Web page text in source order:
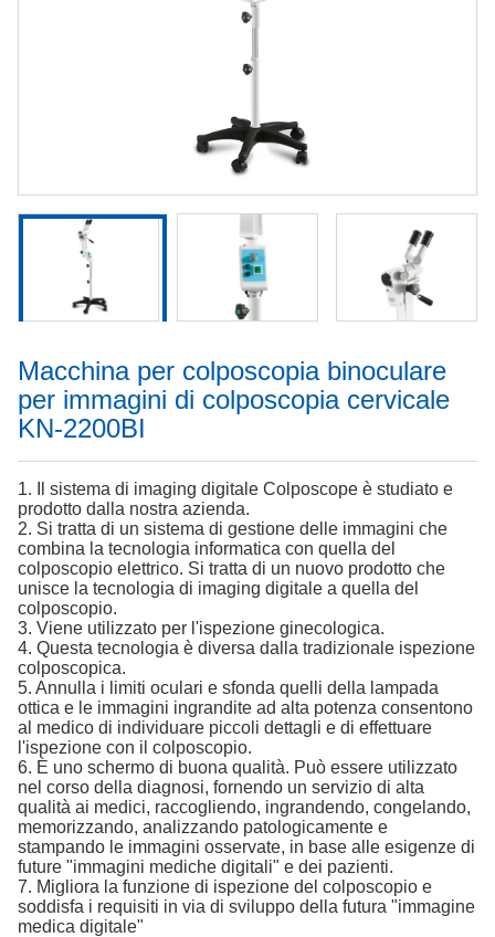
Macchina per colposcopia binoculare
per immagini di colposcopia cervicale
KN-2200BI
1. Il sistema di imaging digitale Colposcope è studiato e
prodotto dalla nostra azienda.
2. Si tratta di un sistema di gestione delle immagini che
combina la tecnologia informatica con quella del
colposcopio elettrico. Si tratta di un nuovo prodotto che
unisce la tecnologia di imaging digitale a quella del
colposcopio.
3. Viene utilizzato per l'ispezione ginecologica.
4. Questa tecnologia è diversa dalla tradizionale ispezione
colposcopica.
5. Annulla i limiti oculari e sfonda quelli della lampada
ottica e le immagini ingrandite ad alta potenza consentono
al medico di individuare piccoli dettagli e di effettuare
l'ispezione con il colposcopio.
6. È uno schermo di buona qualità. Può essere utilizzato
nel corso della diagnosi, fornendo un servizio di alta
qualità ai medici, raccogliendo, ingrandendo, congelando,
memorizzando, analizzando patologicamente e
stampando le immagini osservate, in base alle esigenze di
future "immagini mediche digitali" e dei pazienti.
7. Migliora la funzione di ispezione del colposcopio e
soddisfa i requisiti in via di sviluppo della futura "immagine
medica digitale"